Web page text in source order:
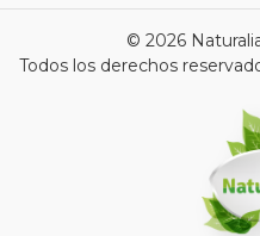
© 2026
Todos los derechos